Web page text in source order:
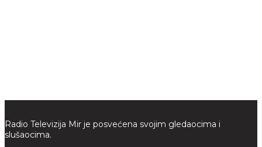
Radio Televizija Mir je posvećena svojim gledaocima i
slušaocima.